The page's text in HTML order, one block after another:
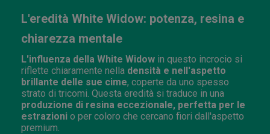
L'eredità White Widow: potenza, resina e
chiarezza mentale
L'influenza della White Widow in questo incrocio si
riflette chiaramente nella densità e nell'aspetto
brillante delle sue cime, coperte da uno spesso
strato di tricomi. Questa eredità si traduce in una
produzione di resina eccezionale, perfetta per le
estrazioni o per coloro che cercano fiori dall'aspetto
premium.